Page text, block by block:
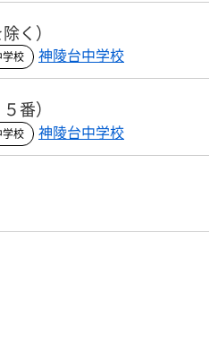
く）
神陵台中学校
番）
神陵台中学校